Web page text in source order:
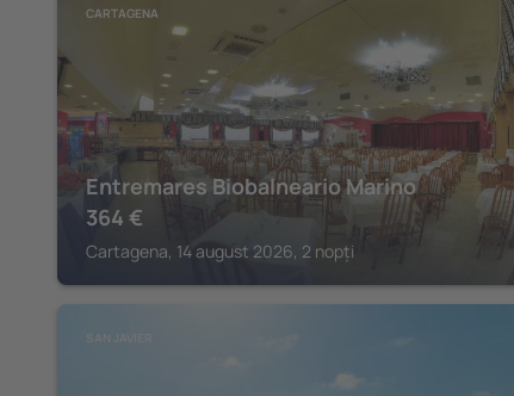
CARTAGENA
Entremares Biobalneario Marino
364 €
Cartagena, 14 august 2026, 2 nopți
SAN JAVIER